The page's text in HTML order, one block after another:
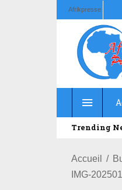
Afrikpresse
Trending
Accueil
IMG-